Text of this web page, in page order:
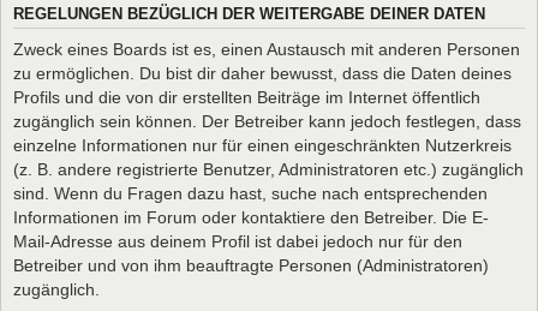
REGELUNGEN BEZÜGLICH DER WEITERGABE DEINER DATEN
Zweck eines Boards ist es, einen Austausch mit anderen Personen
zu ermöglichen. Du bist dir daher bewusst, dass die Daten deines
Profils und die von dir erstellten Beiträge im Internet öffentlich
zugänglich sein können. Der Betreiber kann jedoch festlegen, dass
einzelne Informationen nur für einen eingeschränkten Nutzerkreis
(z. B. andere registrierte Benutzer, Administratoren etc.) zugänglich
sind. Wenn du Fragen dazu hast, suche nach entsprechenden
Informationen im Forum oder kontaktiere den Betreiber. Die E-
Mail-Adresse aus deinem Profil ist dabei jedoch nur für den
Betreiber und von ihm beauftragte Personen (Administratoren)
zugänglich.